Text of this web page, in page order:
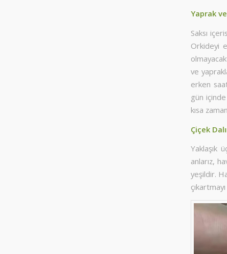
Yaprak
Saksı
Orkideyi
ve
erken
gün
kısa
Çiçek
Yaklaşık
anlarız,
yeşildir.